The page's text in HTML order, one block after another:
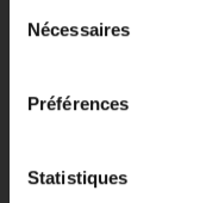
Nécessaires
Préférences
Statistiques